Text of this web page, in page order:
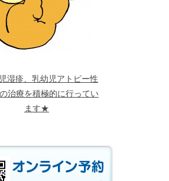
湿疹、乳幼児アトピー性
治療を積極的に行ってい
ます★